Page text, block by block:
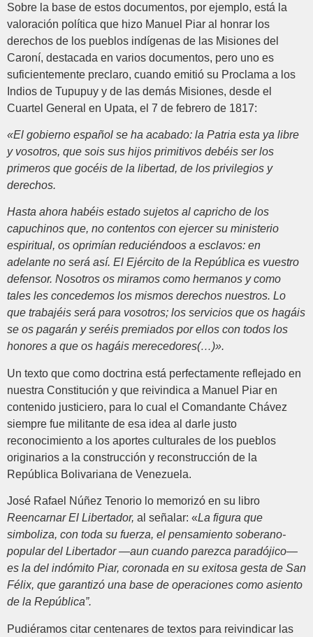
Sobre la base de estos documentos, por ejemplo, está la
valoración política que hizo Manuel Piar al honrar los
derechos de los pueblos indígenas de las Misiones del
Caroní, destacada en varios documentos, pero uno es
suficientemente preclaro, cuando emitió su Proclama a los
Indios de Tupupuy y de las demás Misiones, desde el
Cuartel General en Upata, el 7 de febrero de 1817:
«El gobierno español se ha acabado: la Patria esta ya libre
y vosotros, que sois sus hijos primitivos debéis ser los
primeros que gocéis de la libertad, de los privilegios y
derechos.
Hasta ahora habéis estado sujetos al capricho de los
capuchinos que, no contentos con ejercer su ministerio
espiritual, os oprimían reduciéndoos a esclavos: en
adelante no será así. El Ejército de la República es vuestro
defensor. Nosotros os miramos como hermanos y como
tales les concedemos los mismos derechos nuestros. Lo
que trabajéis será para vosotros; los servicios que os hagáis
se os pagarán y seréis premiados por ellos con todos los
honores a que os hagáis merecedores(…)».
Un texto que como doctrina está perfectamente reflejado en
nuestra Constitución y que reivindica a Manuel Piar en
contenido justiciero, para lo cual el Comandante Chávez
siempre fue militante de esa idea al darle justo
reconocimiento a los aportes culturales de los pueblos
originarios a la construcción y reconstrucción de la
República Bolivariana de Venezuela.
José Rafael Núñez Tenorio lo memorizó en su libro
Reencarnar El Libertador, al señalar: «La figura que
simboliza, con toda su fuerza, el pensamiento soberano-
popular del Libertador —aun cuando parezca paradójico—
es la del indómito Piar, coronada en su exitosa gesta de San
Félix, que garantizó una base de operaciones como asiento
de la República”.
Pudiéramos citar centenares de textos para reivindicar las